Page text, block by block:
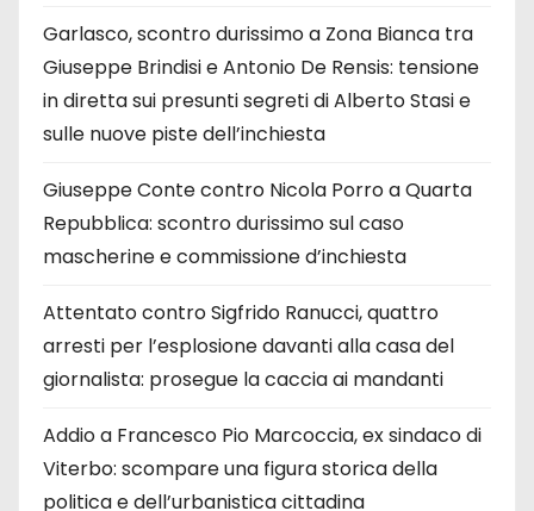
Garlasco, scontro durissimo a Zona Bianca tra
Giuseppe Brindisi e Antonio De Rensis: tensione
in diretta sui presunti segreti di Alberto Stasi e
sulle nuove piste dell’inchiesta
Giuseppe Conte contro Nicola Porro a Quarta
Repubblica: scontro durissimo sul caso
mascherine e commissione d’inchiesta
Attentato contro Sigfrido Ranucci, quattro
arresti per l’esplosione davanti alla casa del
giornalista: prosegue la caccia ai mandanti
Addio a Francesco Pio Marcoccia, ex sindaco di
Viterbo: scompare una figura storica della
politica e dell’urbanistica cittadina